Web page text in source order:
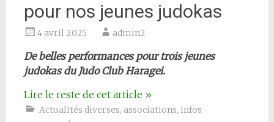
pour nos jeunes judokas
4 avril 2025 admin2
De belles performances pour trois jeunes
judokas du Judo Club Haragei.
Lire le reste de cet article »
Actualités diverses, associations, Infos